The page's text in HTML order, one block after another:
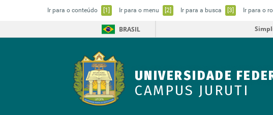
Ir para o conteúdo [1] Ir para o menu [2] Ir para a busca [3] Ir para o
BRASIL
UNIVERSIDADE
CAMPUS JURUTI